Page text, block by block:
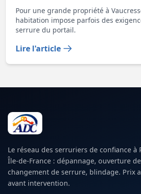
pour une grande propriété
Pour une grande propriété à
habitation impose parfois des
serrure du portail.
Lire l'article
Le réseau des serruriers de confiance à
Île-de-France : dépannage, ouverture
changement de serrure, blindage. Prix
avant intervention.